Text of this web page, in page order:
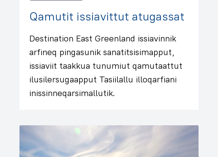
Qamutit issiavittut atugassat
Destination East Greenland issiavinnik
arfineq pingasunik sanatitsisimapput,
issiaviit taakkua tunumiut qamutaattut
ilusilersugaapput Tasiilallu illoqarfiani
inissinneqarsimallutik.